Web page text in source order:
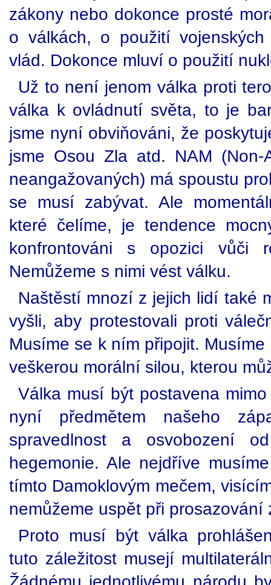
zákony nebo dokonce prosté
o válkách, o použití
vlád. Dokonce mluví o použití
Už to není jenom válka proti
válka k ovládnutí světa, to je
jsme nyní obviňováni, že
jsme Osou Zla atd. NAM (Non-
neangažovaných) má spoustu
se musí zabývat. Ale
které čelíme, je tendence
konfrontováni s opozici vůči
Nemůžeme s nimi vést válku.
Naštěstí mnozí z jejich lidí také
vyšli, aby protestovali proti
Musíme se k ním připojit.
veškerou morální silou, kterou
Válka musí být postavena
nyní předmětem našeho
spravedlnost a osvobození
hegemonie. Ale nejdříve
tímto Damoklovým mečem,
nemůžeme uspět při prosazování
Proto musí být válka
tuto záležitost musejí